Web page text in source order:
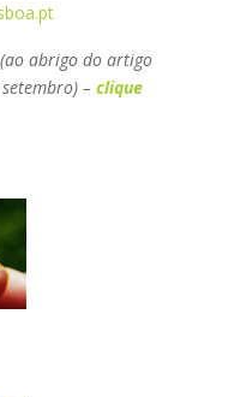
abrigo do artigo
– clique